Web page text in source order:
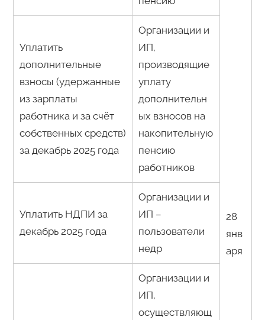
28
янв
аря
Уплатить
дополнительные
взносы (удержанные
из зарплаты
работника и за счёт
собственных средств)
за декабрь 2025 года
Организации и
ИП,
производящие
уплату
дополнительн
ых взносов на
накопительную
пенсию
работников
Уплатить НДПИ за
декабрь 2025 года
Организации и
ИП –
пользователи
недр
Организации и
ИП,
осуществляющ